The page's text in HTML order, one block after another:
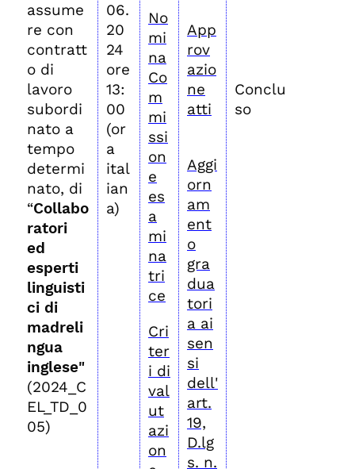
assume
re con
contratt
o di
lavoro
subordi
nato a
tempo
determi
nato, di
“Collabo
ratori
ed
esperti
linguisti
ci di
madreli
ngua
inglese"
(2024_C
EL_TD_0
05)
06.
20
24
ore
13:
00
(or
a
ital
ian
a)
No
mi
na
Co
m
mi
ssi
on
e
es
a
mi
na
tri
ce
Cri
ter
i di
val
ut
azi
on
App
rov
azio
ne
atti
Aggi
orn
am
ent
o
gra
dua
tori
a ai
sen
si
dell'
art.
19,
D.lg
s. n.
Conclu
so